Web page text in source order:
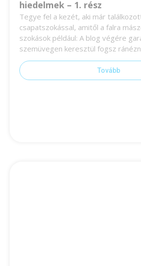
hiedelmek – 1. rész
Tegye fel a kezét, aki már
csapatszokással, amitől a falra
szokások például: A blog végére
szemüvegen keresztül fogsz
Tovább